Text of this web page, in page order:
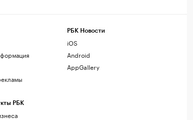
РБК
РБК Новости
iOS
Android
AppGallery